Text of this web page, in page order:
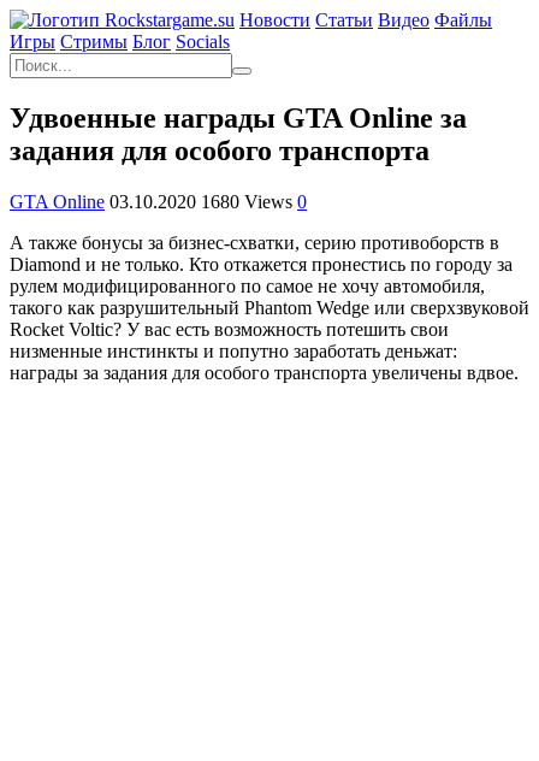
Новости Статьи Видео Файлы
Игры Cтримы Блог Socials
Удвоенные награды GTA Online за
задания для особого транспорта
GTA Online 03.10.2020 1680 Views 0
А также бонусы за бизнес-схватки, серию противоборств в
Diamond и не только. Кто откажется пронестись по городу за
рулем модифицированного по самое не хочу автомобиля,
такого как разрушительный Phantom Wedge или сверхзвуковой
Rocket Voltic? У вас есть возможность потешить свои
низменные инстинкты и попутно заработать деньжат:
награды за задания для особого транспорта увеличены вдвое.